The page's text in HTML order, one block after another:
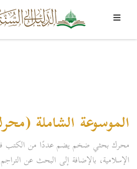
الموسوعة الشاملة
محرك بحثي ضخم يضم عددًا من الكتب
الإسلامية، بالإضافة إلى البحث عن